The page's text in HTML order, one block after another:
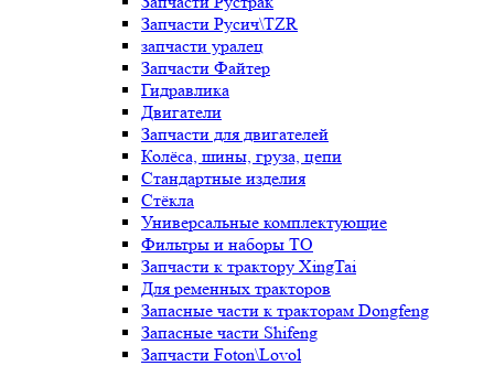
Запчасти Русич\TZR
запчасти уралец
Запчасти Файтер
Гидравлика
Двигатели
Запчасти для двигателей
Колёса, шины, груза, цепи
Стандартные изделия
Стёкла
Универсальные комплектующие
Фильтры и наборы ТО
Запчасти к трактору XingTai
Для ременных тракторов
Запасные части к тракторам Dongfeng
Запасные части Shifeng
Запчасти Foton\Lovol